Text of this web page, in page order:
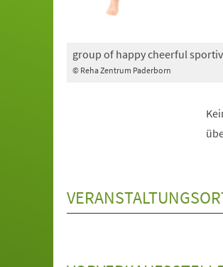
© Reha Zentrum Paderborn
group of happy cheerful